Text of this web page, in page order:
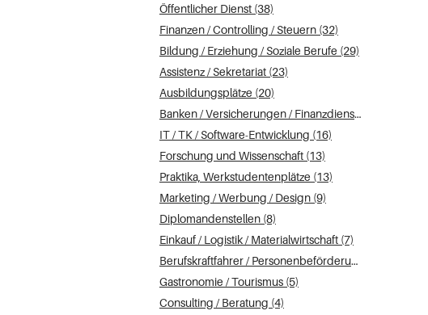
Öffentlicher Dienst (38)
Finanzen / Controlling / Steuern (32)
Bildung / Erziehung / Soziale Berufe (29)
Assistenz / Sekretariat (23)
Ausbildungsplätze (20)
Banken / Versicherungen / Finanzdienstleister (18)
IT / TK / Software-Entwicklung (16)
Forschung und Wissenschaft (13)
Praktika, Werkstudentenplätze (13)
Marketing / Werbung / Design (9)
Diplomandenstellen (8)
Einkauf / Logistik / Materialwirtschaft (7)
Berufskraftfahrer / Personenbeförderung (Land, Wasser, Luft) (6)
Gastronomie / Tourismus (5)
Consulting / Beratung (4)